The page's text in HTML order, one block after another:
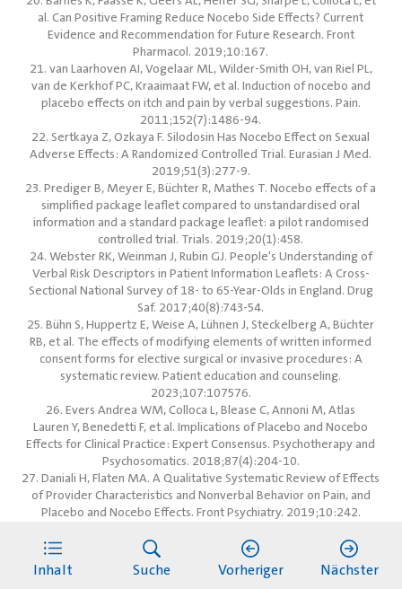
Inhalt Suche Vorheriger Nächster
al. Can Positive Framing Reduce Nocebo Side Effects? Current
Evidence and Recommendation for Future Research. Front
Pharmacol. 2019;10:167.
21. van Laarhoven AI, Vogelaar ML, Wilder-Smith OH, van Riel PL,
van de Kerkhof PC, Kraaimaat FW, et al. Induction of nocebo and
placebo effects on itch and pain by verbal suggestions. Pain.
2011;152(7):1486-94.
22. Sertkaya Z, Ozkaya F. Silodosin Has Nocebo Effect on Sexual
Adverse Effects: A Randomized Controlled Trial. Eurasian J Med.
2019;51(3):277-9.
23. Prediger B, Meyer E, Büchter R, Mathes T. Nocebo effects of a
simplified package leaflet compared to unstandardised oral
information and a standard package leaflet: a pilot randomised
controlled trial. Trials. 2019;20(1):458.
24. Webster RK, Weinman J, Rubin GJ. People's Understanding of
Verbal Risk Descriptors in Patient Information Leaflets: A Cross-
Sectional National Survey of 18- to 65-Year-Olds in England. Drug
Saf. 2017;40(8):743-54.
25. Bühn S, Huppertz E, Weise A, Lühnen J, Steckelberg A, Büchter
RB, et al. The effects of modifying elements of written informed
consent forms for elective surgical or invasive procedures: A
systematic review. Patient education and counseling.
2023;107:107576.
26. Evers Andrea WM, Colloca L, Blease C, Annoni M, Atlas
Lauren Y, Benedetti F, et al. Implications of Placebo and Nocebo
Effects for Clinical Practice: Expert Consensus. Psychotherapy and
Psychosomatics. 2018;87(4):204-10.
27. Daniali H, Flaten MA. A Qualitative Systematic Review of Effects
of Provider Characteristics and Nonverbal Behavior on Pain, and
Placebo and Nocebo Effects. Front Psychiatry. 2019;10:242.
from the COVID-19 vaccine. Journal of psychosomatic research.
2023;164:111093.
29. MacKrill K, Gamble GD, Bean DJ, Cundy T, Petrie KJ. Evidence of